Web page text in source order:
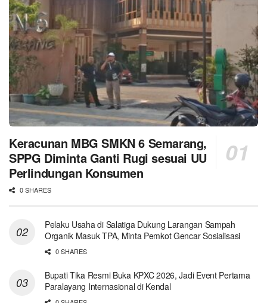
Keracunan MBG SMKN 6 Semarang,
SPPG Diminta Ganti Rugi sesuai UU
Perlindungan Konsumen
0 SHARES
Pelaku Usaha di Salatiga Dukung Larangan Sampah
Organik Masuk TPA, Minta Pemkot Gencar Sosialisasi
0 SHARES
Bupati Tika Resmi Buka KPXC 2026, Jadi Event Pertama
Paralayang Internasional di Kendal